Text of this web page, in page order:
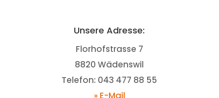
Unsere Adresse:
Florhofstrasse 7
8820 Wädenswil
Telefon: 043 477 88 55
» E-Mail